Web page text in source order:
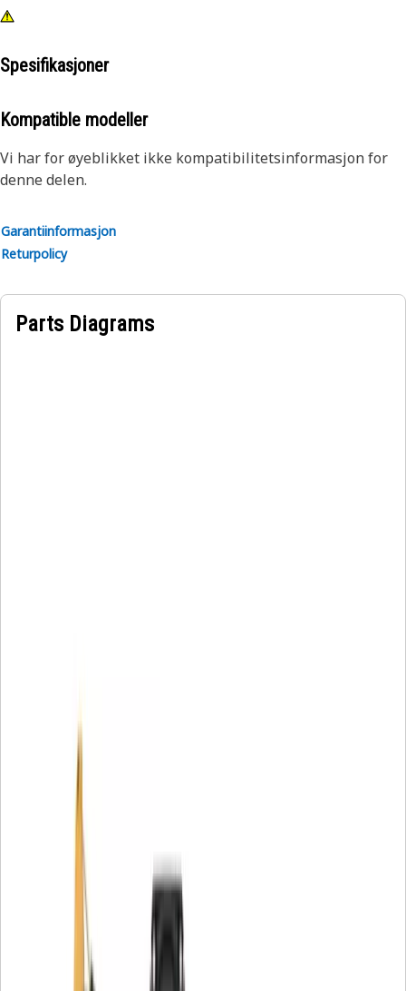
Spesifikasjoner
Kompatible modeller
Vi har for øyeblikket ikke kompatibilitetsinformasjon for
denne delen.
Garantiinformasjon
Returpolicy
Parts Diagrams